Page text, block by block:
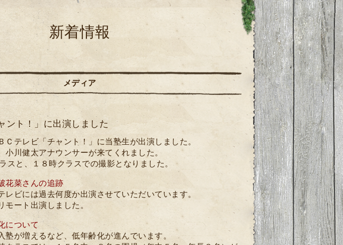
新着情報
メディア
ント！」に出演しました
Ｃテレビ「チャント！」に当塾生が出演しました。
小川健太アナウンサーが来てくれました。
スと、１８時クラスでの撮影となりました。
花菜さんの追跡
ビには過去何度か出演させていただいています。
ート出演しました。
について
が増えるなど、低年齢化が進んでいます。